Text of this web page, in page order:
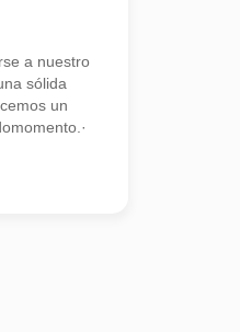
a nuestro
sólida
un